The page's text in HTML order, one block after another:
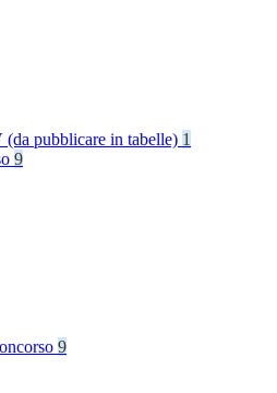
(da pubblicare in tabelle) 1
9
9